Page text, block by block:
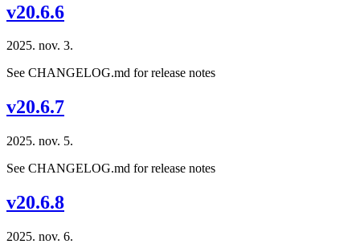
v20.6.6
2025. nov. 3.
See CHANGELOG.md for release notes
v20.6.7
2025. nov. 5.
See CHANGELOG.md for release notes
v20.6.8
2025. nov. 6.